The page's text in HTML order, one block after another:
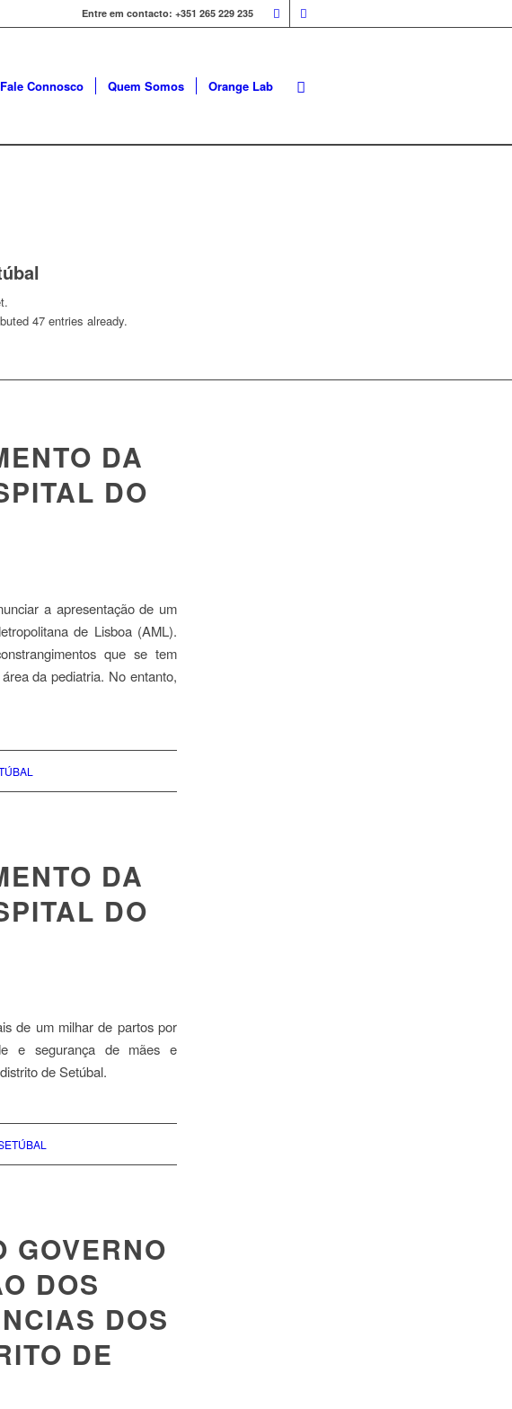
Entre em contacto: +351 265 229 235
Fale Connosco Quem Somos Orange Lab
47 entries already.
DA
DO
a apresentação de um
de Lisboa (AML).
que se tem
da pediatria. No entanto,
DA
DO
de um milhar de partos por
e segurança de mães e
de Setúbal.
GOVERNO
DOS
DOS
DE